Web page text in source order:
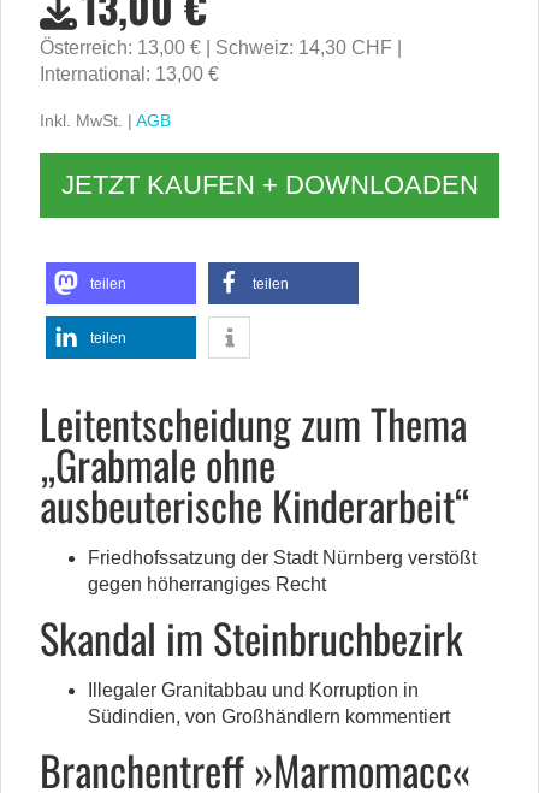
Österreich: 13,00 €
Schweiz: 14,30 CHF
International: 13,00 €
Inkl. MwSt. | AGB
JETZT KAUFEN + DOWNLOADEN
teilen teilen
teilen
Leitentscheidung zum Thema
„Grabmale ohne
ausbeuterische Kinderarbeit“
Friedhofssatzung der Stadt Nürnberg verstößt
gegen höherrangiges Recht
Skandal im Steinbruchbezirk
Illegaler Granitabbau und Korruption in
Südindien, von Großhändlern kommentiert
Branchentreff »Marmomacc«